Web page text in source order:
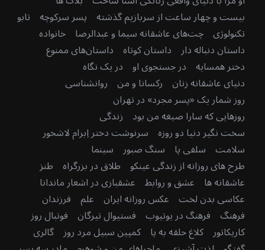
بیست و چهار ساعت از سربازیم گذشته پسر سرکوچه تابو
تکنولوژی چت‌های عاشقانه سیما و عبدالرضا خانواده
داستان دنباله دار داستان کوتاه داستان‌های ممنوع
دختر همسایه در جستجوی او در یک نگاه
دنیای عاشقانه زنان رکسانا و من روانشناسی
روز شمار یک «پسر مجرد» در تهران
روزهایی که سارا صیغه من بود زندگی
سخت نگیر دنیا دو روزه سرنوشت دختر اِبرام لاشخور
سلامت سلفی پا سنگ صبور سینما
طرح های روزانه از زندگی عینکو طلاق در بزرگراه طنز
عاشقانه ها عشق و روابط عشقبازی در اشعار ماندانا
عکاسی بدن لخت عکس روزانه ایران علم فرزندان
فرهنگ فرهنگ در یوتیوب فستیوال تیرگان فوتبال روز
کاریکاتور کلاغ حلقه به پا کمپین سبیل مرد روز گالری